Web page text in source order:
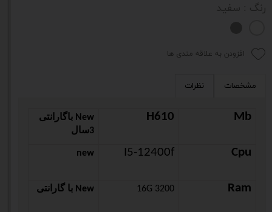
رنگ : سفید
افزودن به علاقه مندی ها
مشخصات نظرات
Mb
H610
New باگارانتی
3سال
Cpu
I5-12400f
new
Ram
16G 3200 New با گارانتی